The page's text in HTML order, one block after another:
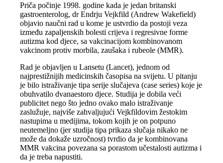
Priča počinje 1998. godine kada je jedan britanski
gastroenterolog, dr Endrju Vejkfild (Andrew Wakefield)
objavio naučni rad u kome je ustvrdio da postoji veza
između zapaljenskih bolesti crijeva i regresivne forme
autizma kod djece, sa vakcinacijom kombinovanom
vakcinom protiv morbila, zaušaka i rubeole (MMR).
Rad je objavljen u Lansetu (Lancet), jednom od
najprestižnijih medicinskih časopisa na svijetu. U pitanju
je bilo istraživanje tipa serije slučajeva (case series) koje je
obuhvatilo dvanaestoro djece. Studija je dobila veći
publicitet nego što jedno ovako malo istraživanje
zaslužuje, najviše zahvaljujući Vejkfildovim žestokim
nastupima u medijima, tokom kojih je on potpuno
neutemeljno (jer studija tipa prikaza slučaja nikako ne
može da dokaže uzročnost) tvrdio da je kombinovana
MMR vakcina povezana sa porastom učestalosti autizma i
da je treba napustiti.